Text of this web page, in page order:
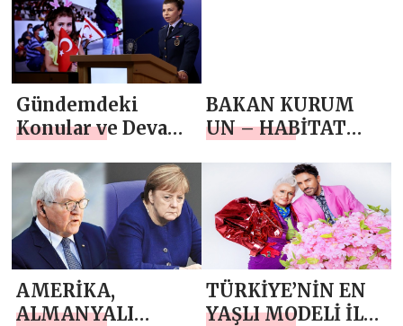
Destek
ALMASINA KARŞI
ORTAK
YAYINLAMAYA
DAVET ETTİ
Gündemdeki
Konular ve Devam
Faaliyetlerimiz ile
İlgili Basın
Bilgilendirme
Toplantısı
Düzenlendi
BAKAN KURUM
UN – HABİTAT
SHARİF İLE
GÖRÜŞTÜ
AMERİKA,
ALMANYALI
TÜRKİYE’NİN EN
YAŞLI MODELİ İLE